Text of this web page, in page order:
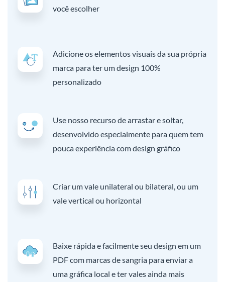
você escolher
Adicione os elementos visuais da sua própria
marca para ter um design 100%
personalizado
Use nosso recurso de arrastar e soltar,
desenvolvido especialmente para quem tem
pouca experiência com design gráfico
Criar um vale unilateral ou bilateral, ou um
vale vertical ou horizontal
Baixe rápida e facilmente seu design em um
PDF com marcas de sangria para enviar a
uma gráfica local e ter vales ainda mais